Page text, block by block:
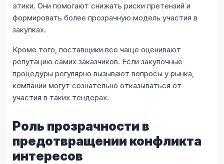
этики. Они помогают снижать риски претензий и
формировать более прозрачную модель участия в
закупках.
Кроме того, поставщики все чаще оценивают
репутацию самих заказчиков. Если закупочные
процедуры регулярно вызывают вопросы у рынка,
компании могут сознательно отказываться от
участия в таких тендерах.
Роль прозрачности в
предотвращении конфликта
интересов